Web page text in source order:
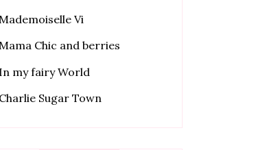
Mademoiselle Vi
Chic and berries
In my fairy World
Charlie Sugar Town